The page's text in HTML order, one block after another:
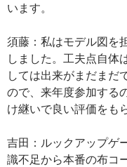
います。
須藤：私はモデル図を
しました。工夫点自体
しては出来がまだまだ
ので、来年度参加する
け継いで良い評価をも
吉田：ルックアップゲ
識不足から本番の布コ